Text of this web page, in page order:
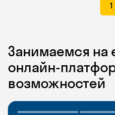
1
Занимаемся на
онлайн-
возможностей